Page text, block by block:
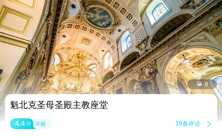
 8
魁北克圣母圣殿主教座堂
4.4 分 不错 19条评论 
